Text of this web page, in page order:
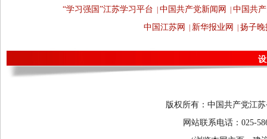
“学习强国”江苏学习平台 中国共产党新闻网
中国共
中国江苏网
新华报业网 扬子晚
版权所有：中国共产党江
网站联系电话：025-